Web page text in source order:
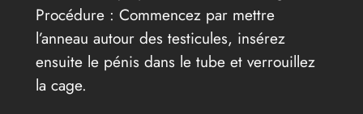
Procédure : Commencez par mettre
l’anneau autour des testicules, insérez
ensuite le pénis dans le tube et verrouillez
la cage.